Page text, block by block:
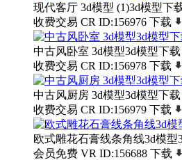
现代客厅 3d模型 (1)3d模型下
收费交易 CR ID:156976 下载
中古风卧室 3d模型3d模型下载
收费交易 CR ID:156978 下载
中古风厨房 3d模型3d模型下载
收费交易 CR ID:156979 下载
欧式雕花石膏线条角线3d模型
会员免费 VR ID:156688 下载